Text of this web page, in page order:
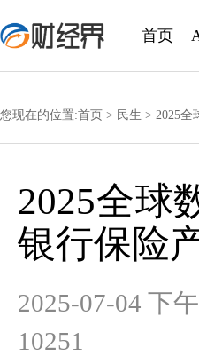
首页
您现在的位置:首页 > 民生 > 2025全
2025全球
银行保险
2025-07-04
10251